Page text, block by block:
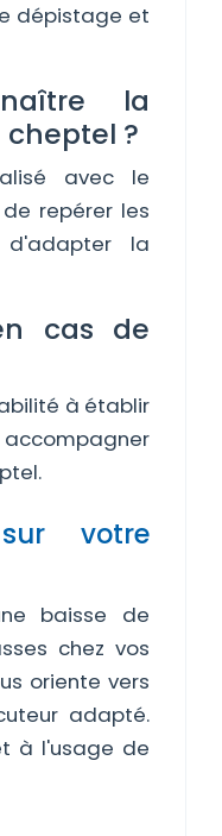
dépistage et
la
?
avec le
repérer les
la
cas de
à établir
votre
baisse de
chez vos
oriente vers
adapté.
à l'usage de